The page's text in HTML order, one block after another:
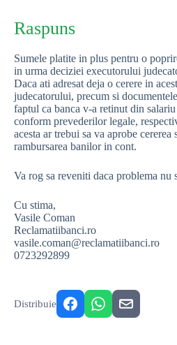
Raspuns
Sumele platite in plus pentru o
in urma deciziei executorului
Daca ati adresat deja o cerere in
judecatorului, precum si
faptul ca banca v-a retinut din
conform prevederilor legale,
acesta ar trebui sa va aprobe cererea
rambursarea banilor in cont.
Va rog sa reveniti daca problema nu
Cu stima,
Vasile Coman
Reclamatiibanci.ro
vasile.coman@reclamatiibanci.ro
0723292899
Distribuie